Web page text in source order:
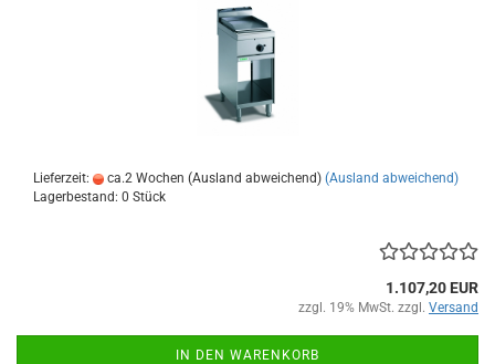
Lieferzeit: ca.2 Wochen (Ausland abweichend) (Ausland abweichend)
Lagerbestand: 0 Stück
1.107,20 EUR
zzgl. 19% MwSt. zzgl. Versand
IN DEN WARENKORB